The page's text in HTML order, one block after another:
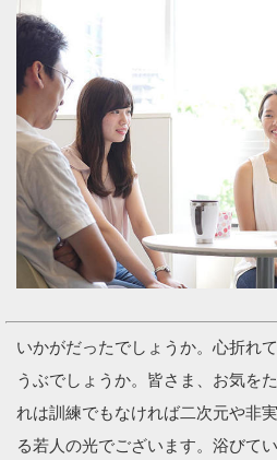
いかがだったでしょうか。心折れ
うぶでしょうか。皆さま、お気を
れは訓練でもなければ二次元や非
る若人の光でございます。浴びてい